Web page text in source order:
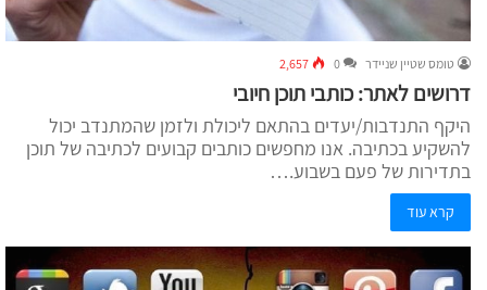
טומס שטיין שניידר 0
2,657
דרושים לאתר: כותבי תוכן חיובי
היקף התנדבות/יעדים בהתאם ליכולת ולזמן שהמתנדב יכול
להשקיע בכתיבה. אנו מחפשים כותבים קבועים לכתיבה של תוכן
בתדירות של פעם בשבוע.…
קרא עוד